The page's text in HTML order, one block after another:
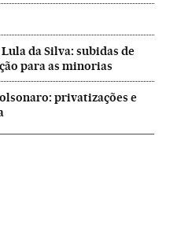
da Silva: subidas de
para as minorias
privatizações e